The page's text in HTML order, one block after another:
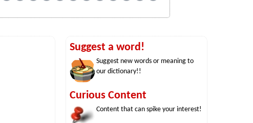
Suggest a word!
Suggest new words or meaning to
our dictionary!!
Curious Content
Content that can spike your interest!